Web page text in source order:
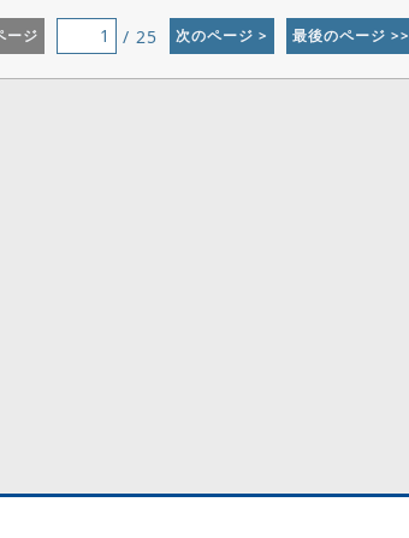
ージ / 25 次のページ > 最後のページ >>